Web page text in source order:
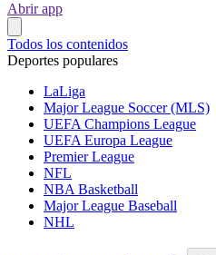
Abrir app
Todos los contenidos
Deportes populares
LaLiga
Major League Soccer (MLS)
UEFA Champions League
UEFA Europa League
Premier League
NFL
NBA Basketball
Major League Baseball
NHL